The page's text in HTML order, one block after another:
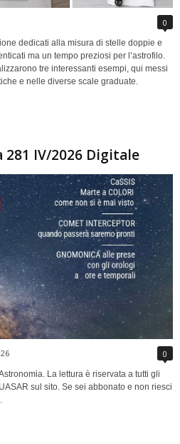
0
dedicati alla misura di stelle doppie e
ma un tempo preziosi per l’astrofilo.
tre interessanti esempi, qui messi
e nelle diverse scale graduate.
IV/2026 Digitale
0
La lettura è riservata a tutti gli
sul sito. Se sei abbonato e non riesci